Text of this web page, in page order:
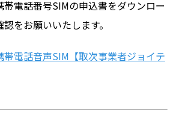
電話番号SIMの申込書をダウンロー
をお願いいたします。
帯電話音声SIM【取次事業者ジョイテ